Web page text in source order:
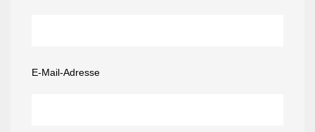
E-Mail-Adresse